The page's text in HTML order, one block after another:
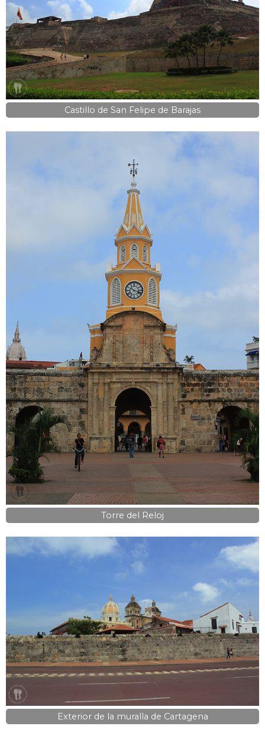
Castillo de San Felipe de Barajas
Torre del Reloj
Exterior de la muralla de Cartagena